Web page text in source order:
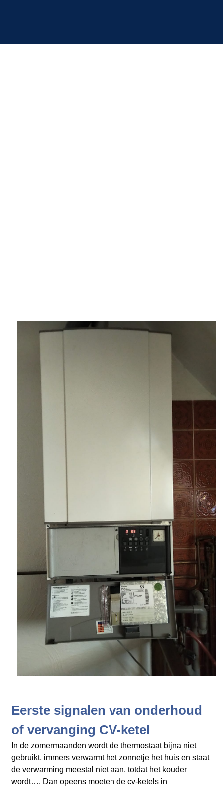
Eerste signalen van onderhoud
of vervanging CV-ketel
In de zomermaanden wordt de thermostaat bijna niet
gebruikt, immers verwarmt het zonnetje het huis en staat
de verwarming meestal niet aan, totdat het kouder
wordt…. Dan opeens moeten de cv-ketels in